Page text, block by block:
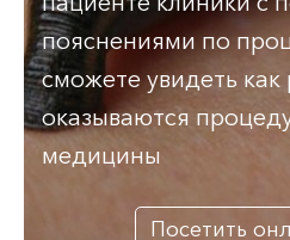
пояснениями по
сможете увидеть как
оказываются
медицины
Посетить